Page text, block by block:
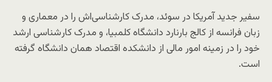
سفیر جدید آمریکا در سوئد، مدرک کارشناسی‌اش را در معماری و
زبان فرانسه از کالج بارنارد دانشگاه کلمبیا، و مدرک کار‌شناسی ارشد
خود را در زمینه امور مالی از دانشکده اقتصاد‌‌ همان دانشگاه گرفته
است.